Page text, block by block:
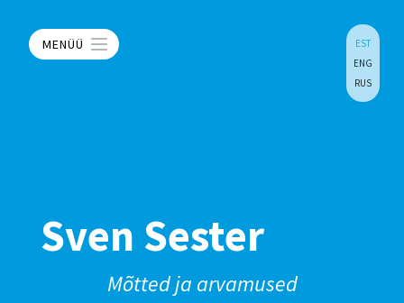
MENÜÜ
EST
ENG
RUS
Sven Sester
Mõtted ja arvamused